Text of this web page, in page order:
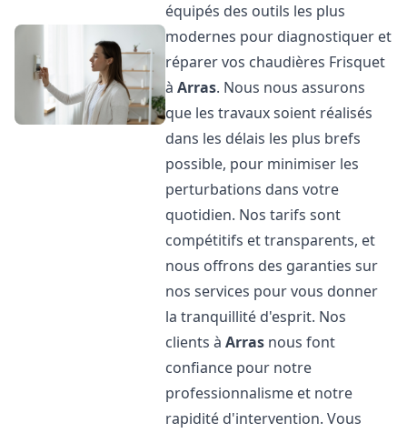
équipés des outils les plus
modernes pour diagnostiquer et
réparer vos chaudières Frisquet
àArras. Nous nous assurons
que les travaux soient réalisés
dans les délais les plus brefs
possible, pour minimiser les
perturbations dans votre
quotidien. Nos tarifs sont
compétitifs et transparents, et
nous offrons des garanties sur
nos services pour vous donner
la tranquillité d'esprit. Nos
clients àArras nous font
confiance pour notre
professionnalisme et notre
rapidité d'intervention. Vous